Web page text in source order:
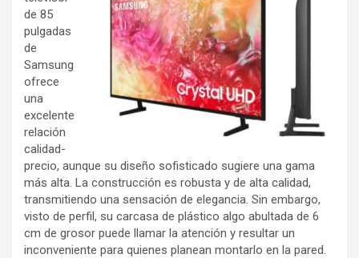
de 85
pulgadas
de
Samsung
ofrece
una
excelente
relación
calidad-
precio, aunque su diseño sofisticado sugiere una gama
más alta. La construcción es robusta y de alta calidad,
transmitiendo una sensación de elegancia. Sin embargo,
visto de perfil, su carcasa de plástico algo abultada de 6
cm de grosor puede llamar la atención y resultar un
inconveniente para quienes planean montarlo en la pared.